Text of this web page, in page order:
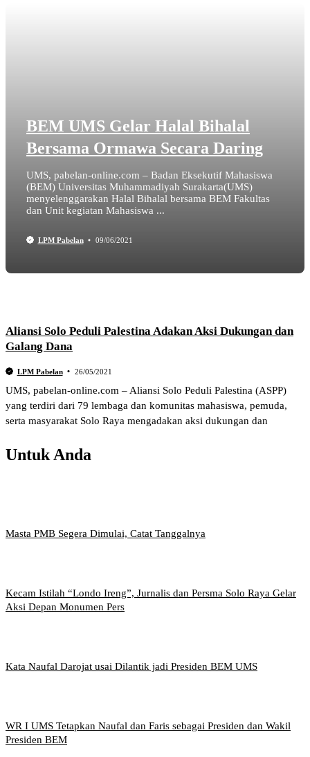
BEM UMS Gelar Halal Bihalal
Bersama Ormawa Secara Daring
UMS, pabelan-online.com – Badan Eksekutif Mahasiswa
(BEM) Universitas Muhammadiyah Surakarta(UMS)
menyelenggarakan Halal Bihalal bersama BEM Fakultas
dan Unit kegiatan Mahasiswa ...
LPM Pabelan 09/06/2021
Aliansi Solo Peduli Palestina Adakan Aksi Dukungan dan
Galang Dana
LPM Pabelan 26/05/2021
UMS, pabelan-online.com – Aliansi Solo Peduli Palestina (ASPP)
yang terdiri dari 79 lembaga dan komunitas mahasiswa, pemuda,
serta masyarakat Solo Raya mengadakan aksi dukungan dan
Untuk Anda
Masta PMB Segera Dimulai, Catat Tanggalnya
Kecam Istilah “Londo Ireng”, Jurnalis dan Persma Solo Raya Gelar
Aksi Depan Monumen Pers
Kata Naufal Darojat usai Dilantik jadi Presiden BEM UMS
WR I UMS Tetapkan Naufal dan Faris sebagai Presiden dan Wakil
Presiden BEM